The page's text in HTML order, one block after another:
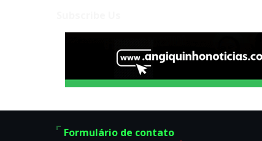
Formulário de contato